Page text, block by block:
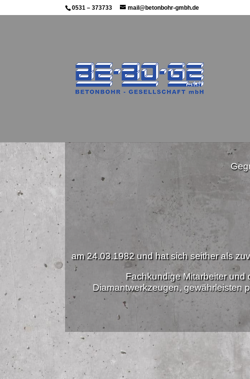
0531 – 373733 mail@betonbohr-gmbh.de
am 24.03.1982 und hat sich seither als
Fachkundige Mitarbeiter und
Diamantwerkzeugen, gewährleisten